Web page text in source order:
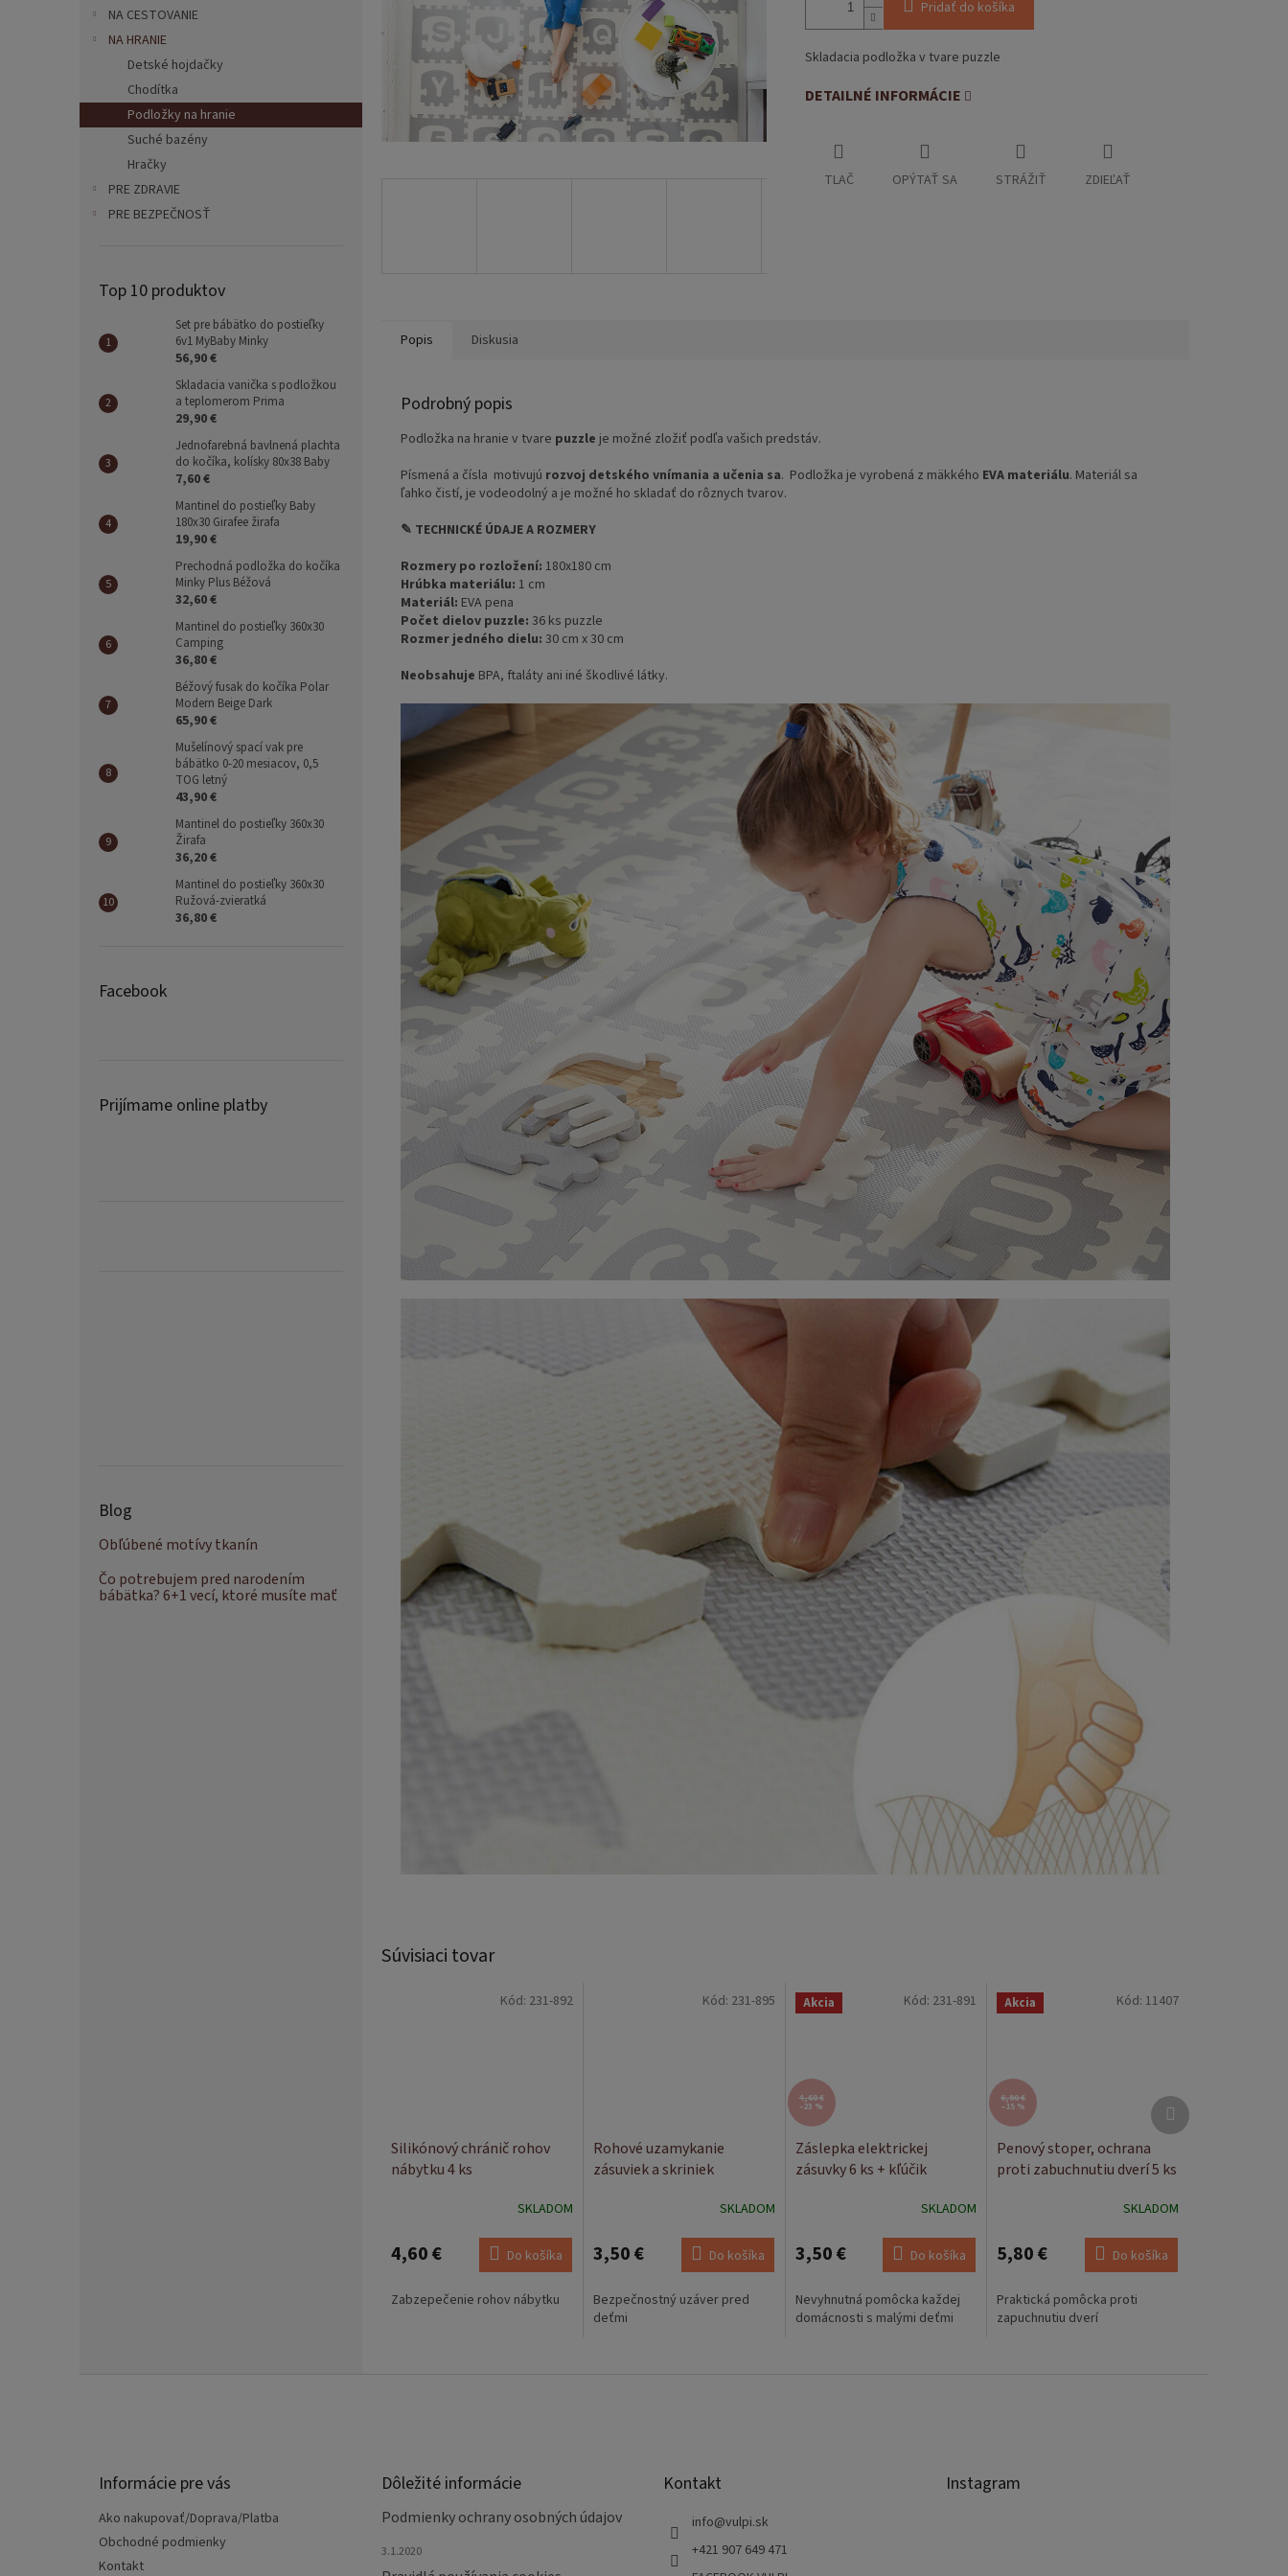
NA CESTOVANIE
NA HRANIE
Detské hojdačky
Chodítka
Podložky na hranie
Suché bazény
Hračky
PRE ZDRAVIE
PRE BEZPEČNOSŤ
Top 10 produktov
Set pre bábätko do postieľky
6v1 MyBaby Minky
56,90 €
Skladacia vanička s podložkou
a teplomerom Prima
29,90 €
Jednofarebná bavlnená plachta
do kočíka, kolísky 80x38 Baby
7,60 €
Mantinel do postieľky Baby
180x30 Girafee žirafa
19,90 €
Prechodná podložka do kočíka
Minky Plus Béžová
32,60 €
Mantinel do postieľky 360x30
Camping
36,80 €
Béžový fusak do kočíka Polar
Modern Beige Dark
65,90 €
Mušelínový spací vak pre
bábätko 0-20 mesiacov, 0,5
TOG letný
43,90 €
Mantinel do postieľky 360x30
Žirafa
36,20 €
Mantinel do postieľky 360x30
Ružová-zvieratká
36,80 €
Facebook
Prijímame online platby
Blog
Obľúbené motívy tkanín
Čo potrebujem pred narodením
bábätka? 6+1 vecí, ktoré musíte mať
Pridať do košíka
Skladacia podložka v tvare puzzle
DETAILNÉ INFORMÁCIE
TLAČ OPÝTAŤ SA STRÁŽIŤ ZDIEĽAŤ
Súvisiaci tovar
Silikónový chránič rohov
nábytku 4 ks
SKLADOM
4,60 € Do košíka
Zabzepečenie rohov nábytku
Kód: 231-892
Rohové uzamykanie
zásuviek a skriniek
SKLADOM
3,50 € Do košíka
Bezpečnostný uzáver pred
deťmi
Kód: 231-895 Akcia
4,60 €
–23 %
Záslepka elektrickej
zásuvky 6 ks + kľúčik
SKLADOM
3,50 € Do košíka
Nevyhnutná pomôcka každej
domácnosti s malými deťmi
Kód: 231-891 Akcia
6,90 €
–15 %
Penový stoper, ochrana
proti zabuchnutiu dverí 5 ks
SKLADOM
5,80 € Do košíka
Praktická pomôcka proti
zapuchnutiu dverí
Kód: 11407
Ďalší
produkt
Popis Diskusia
Podrobný popis
Podložka na hranie v tvare puzzle je možné zložiť podľa vašich predstáv.
Písmená a čísla motivujú rozvoj detského vnímania a učenia sa. Podložka je vyrobená z mäkkého EVA materiálu. Materiál sa
ľahko čistí, je vodeodolný a je možné ho skladať do rôznych tvarov.
✎ TECHNICKÉ ÚDAJE A ROZMERY
Rozmery po rozložení: 180x180 cm
Hrúbka materiálu: 1 cm
Materiál: EVA pena
Počet dielov puzzle: 36 ks puzzle
Rozmer jedného dielu: 30 cm x 30 cm
Neobsahuje BPA, ftaláty ani iné škodlivé látky.
Informácie pre vás
Ako nakupovať/Doprava/Platba
Obchodné podmienky
Kontakt
Dôležité informácie
Podmienky ochrany osobných údajov
3.1.2020
Kontakt
info@vulpi.sk
+421 907 649 471
Instagram